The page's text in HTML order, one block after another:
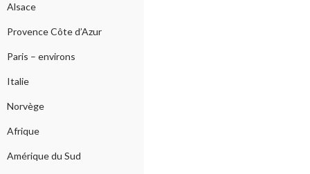
Alsace
Provence Côte d’Azur
Paris – environs
Italie
Norvège
Afrique
Amérique du Sud